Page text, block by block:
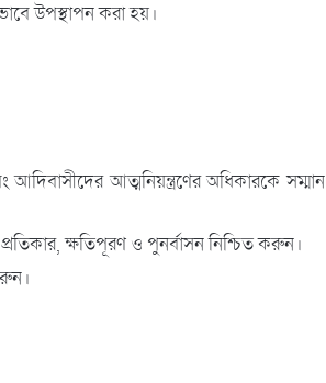
উপস্থাপন করা হয়।
আত্মনিয়ন্ত্রণের অধিকারকে সম্মান
ক্ষতিপূরণ ও পুনর্বাসন নিশ্চিত করুন।